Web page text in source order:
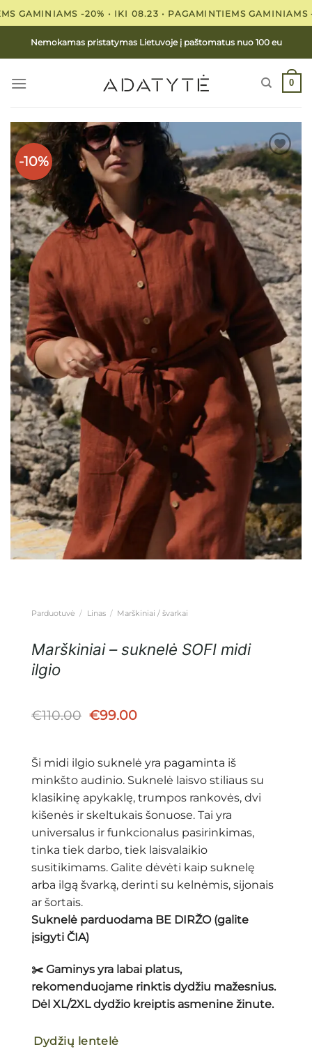
Skip
to
content
GAMINIAMS -20% • IKI 08.23 •PAGAMINTIEMS GAMINIAMS -
Nemokamas pristatymas Lietuvoje į paštomatus nuo 100 eu
0
-10%
Parduotuvė / Linas / Marškiniai / švarkai
Marškiniai – suknelė SOFI midi
ilgio
€110.00 Original
€110.00.
€99.00Current
€99.00.
Ši midi ilgio suknelė yra pagaminta iš
minkšto audinio. Suknelė laisvo stiliaus su
klasikinę apykaklę, trumpos rankovės, dvi
kišenės ir skeltukais šonuose. Tai yra
universalus ir funkcionalus pasirinkimas,
tinka tiek darbo, tiek laisvalaikio
susitikimams. Galite dėvėti kaip suknelę
arba ilgą švarką, derinti su kelnėmis, sijonais
ar šortais.
Suknelė parduodama BE DIRŽO (galite
įsigyti ČIA)
✂️ Gaminys yra labai platus,
rekomenduojame rinktis dydžiu mažesnius.
Dėl XL/2XL dydžio kreiptis asmenine žinute.
Dydžių lentelė